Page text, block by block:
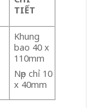
TIẾT
Khung
bao 40 x
110mm
Nẹp chỉ 10
x 40mm